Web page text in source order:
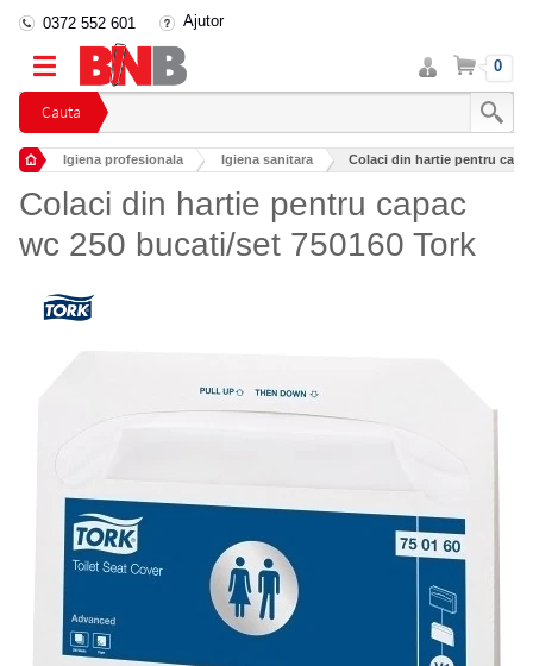
Cauta
0372 552 601 Ajutor
Intra
in
cont
Cos 0
Igiena profesionala Igiena sanitara Colaci din hartie pentru
Colaci din hartie pentru capac
wc 250 bucati/set 750160 Tork